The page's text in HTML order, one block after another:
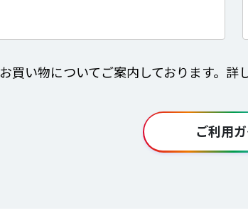
お買い物についてご案内しております。詳
ご利用